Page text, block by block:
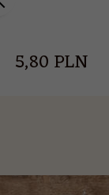
5,80PLN